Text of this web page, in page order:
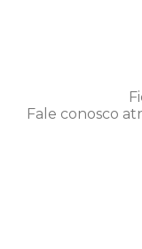
Fale conosco